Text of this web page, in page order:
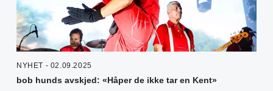
NYHET - 02.09.2025
bob hunds avskjed: «Håper de ikke tar en Kent»